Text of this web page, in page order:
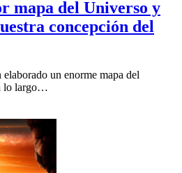
mapa del Universo y
concepción del
un enorme mapa del
lo largo…